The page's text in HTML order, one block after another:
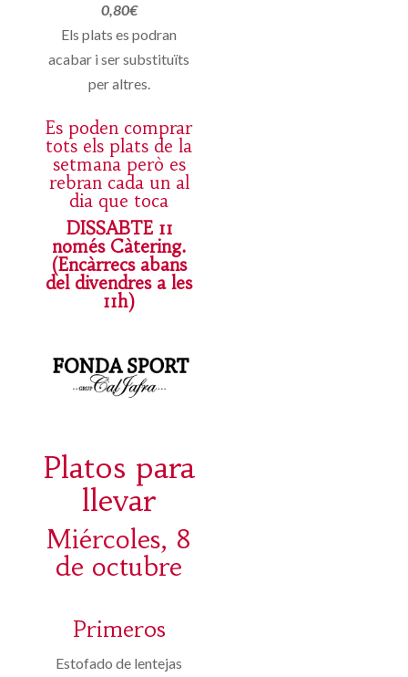
0,80€
Els plats es podran
acabar i ser substituïts
per altres.
Es poden comprar
tots els plats de la
setmana però es
rebran cada un al
dia que toca
DISSABTE 11
només Càtering.
(Encàrrecs abans
del divendres a les
11h)
Platos para
llevar
Miércoles, 8
de octubre
Primeros
Estofado de lentejas